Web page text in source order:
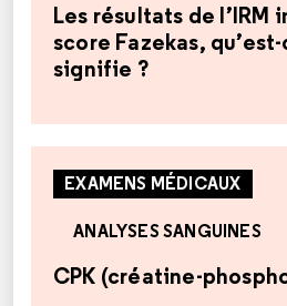
Les résultats de l’IRM
score Fazekas,
signifie ?
EXAMENS MÉDICAUX
ANALYSES SANGUINES
CPK (créatine-